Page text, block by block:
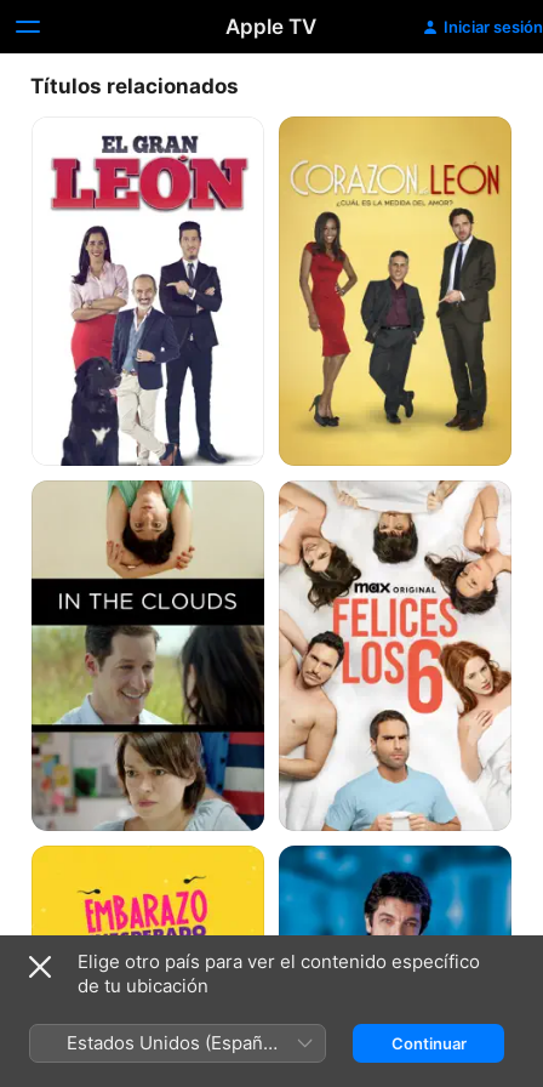
Apple TV Iniciar sesión
Títulos relacionados
León
Corazón
León
En
Felices
los
Seis
Embarazo
El
Hijo
de
Novia
Elige otro país para ver el contenido específico
de tu ubicación
Estados Unidos (Español
México)
Continuar